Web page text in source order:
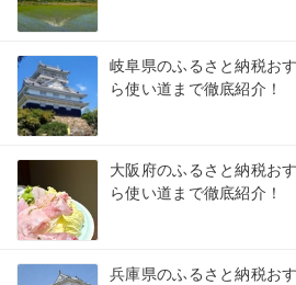
岐阜県のふるさと納税お
ら使い道まで徹底紹介！
大阪府のふるさと納税お
ら使い道まで徹底紹介！
兵庫県のふるさと納税お